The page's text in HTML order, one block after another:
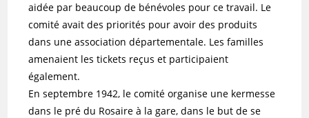
aidée par beaucoup de bénévoles pour ce travail. Le
comité avait des priorités pour avoir des produits
dans une association départementale. Les familles
amenaient les tickets reçus et participaient
également.
En septembre 1942, le comité organise une kermesse
dans le pré du Rosaire à la gare, dans le but de se